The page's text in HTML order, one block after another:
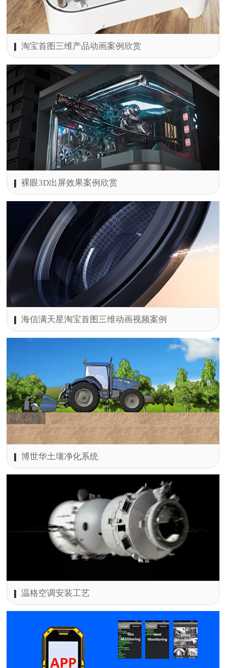
淘宝首图三维产品动画案例欣赏
裸眼3D出屏效果案例欣赏
海信满天星淘宝首图三维动画视频案例
博世华土壤净化系统
温格空调安装工艺